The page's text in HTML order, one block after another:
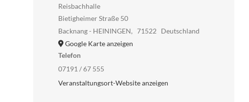
Reisbachhalle
Bietigheimer Straße 50
Backnang - HEININGEN, 71522
Deutschland
Google Karte anzeigen
Telefon
07191 / 67 555
Veranstaltungsort-Website anzeigen